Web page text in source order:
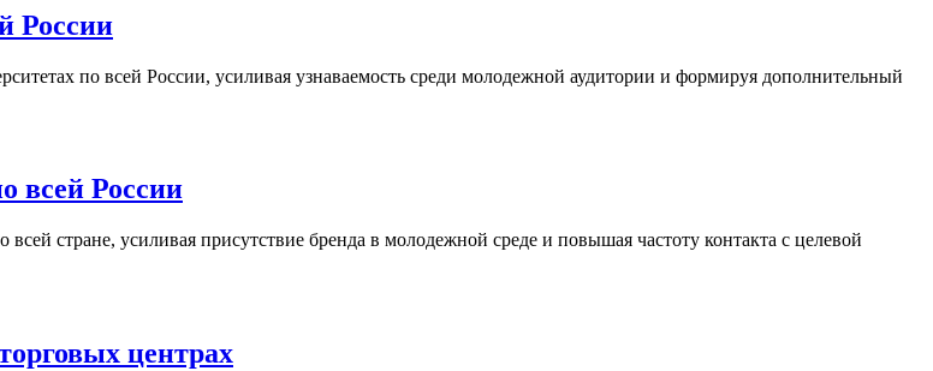
России
по всей России, усиливая узнаваемость среди молодежной аудитории и формируя дополнительный
всей России
стране, усиливая присутствие бренда в молодежной среде и повышая частоту контакта с целевой
центрах